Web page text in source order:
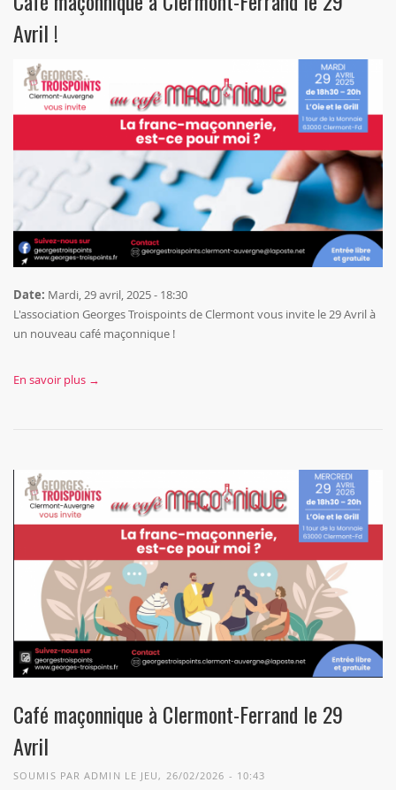
Avril !
Date: Mardi, 29 avril, 2025 - 18:30
L'association Georges Troispoints de Clermont vous invite le 29 Avril à
un nouveau café maçonnique !
En savoir plus →
Café maçonnique à Clermont-Ferrand le 29
Avril
SOUMIS PARADMIN LE JEU, 26/02/2026 - 10:43